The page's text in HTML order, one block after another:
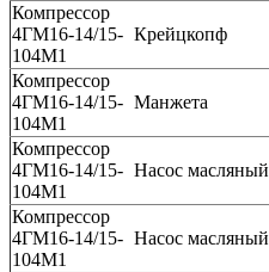
Компрессор
4ГМ16-14/15-
104М1
Крейцкопф
Компрессор
4ГМ16-14/15-
104М1
Манжета
Компрессор
4ГМ16-14/15-
104М1
Насос масляный
Компрессор
4ГМ16-14/15-
104М1
Насос масляный